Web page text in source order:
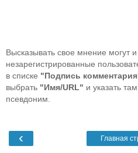
Высказывать свое мнение могут и
незарегистрированные
в списке "Подпись
выбрать "Имя/URL" и указать
псевдоним.
‹ Главная